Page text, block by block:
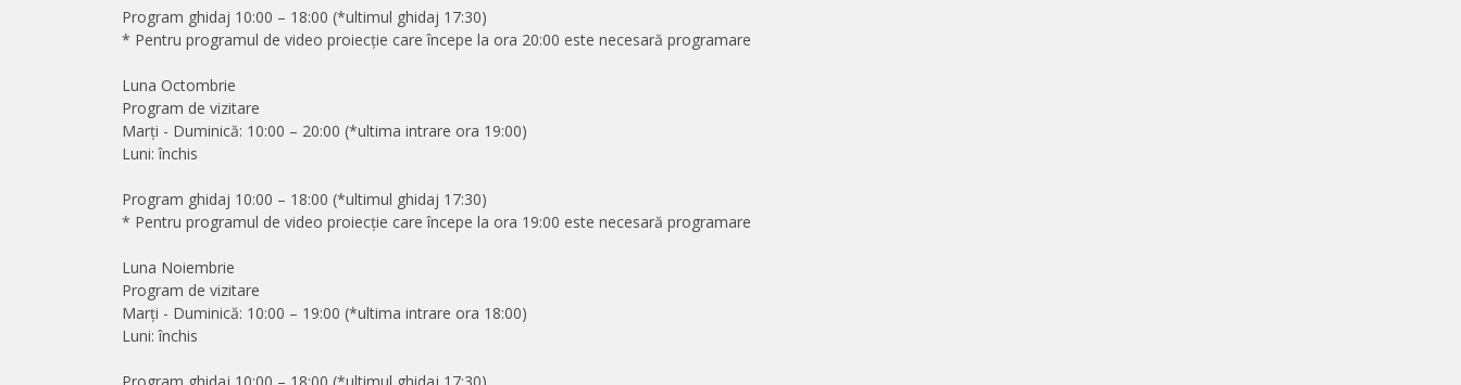
Program ghidaj 10:00 – 18:00 (*ultimul ghidaj 17:30)
* Pentru programul de video proiecție care începe la ora 20:00 este necesară programare
Luna Octombrie
Program de vizitare
Marți - Duminică: 10:00 – 20:00 (*ultima intrare ora 19:00)
Luni: închis
Program ghidaj 10:00 – 18:00 (*ultimul ghidaj 17:30)
* Pentru programul de video proiecție care începe la ora 19:00 este necesară programare
Luna Noiembrie
Program de vizitare
Marți - Duminică: 10:00 – 19:00 (*ultima intrare ora 18:00)
Luni: închis